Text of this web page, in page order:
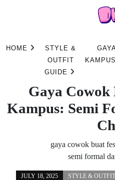
HOME
STYLE &
OUTFIT
GUIDE
Gaya Cowok
Kampus: Semi
gaya cowok buat
semi formal
JULY 18, 2025
STYLE &